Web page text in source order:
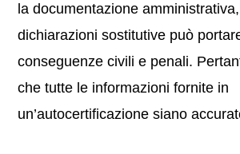
la documentazione
dichiarazioni sostitutive può
conseguenze civili e penali.
che tutte le informazioni fornite in
un’autocertificazione siano